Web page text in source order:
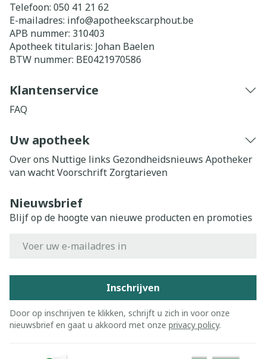
Telefoon: 050 41 21 62
E-mailadres: info@apotheekscarphout.be
APB nummer: 310403
Apotheek titularis: Johan Baelen
BTW nummer: BE0421970586
Klantenservice
FAQ
Uw apotheek
Over ons Nuttige links Gezondheidsnieuws Apotheker
van wachtVoorschrift Zorgtarieven
Nieuwsbrief
Blijf op de hoogte van nieuwe producten en promoties
Inschrijven
Door op inschrijven te klikken, schrijft u zich in voor onze
nieuwsbrief en gaat u akkoord met onze privacy policy.